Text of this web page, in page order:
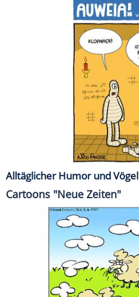
Alltäglicher Humor und Vögel
Cartoons "Neue Zeiten"